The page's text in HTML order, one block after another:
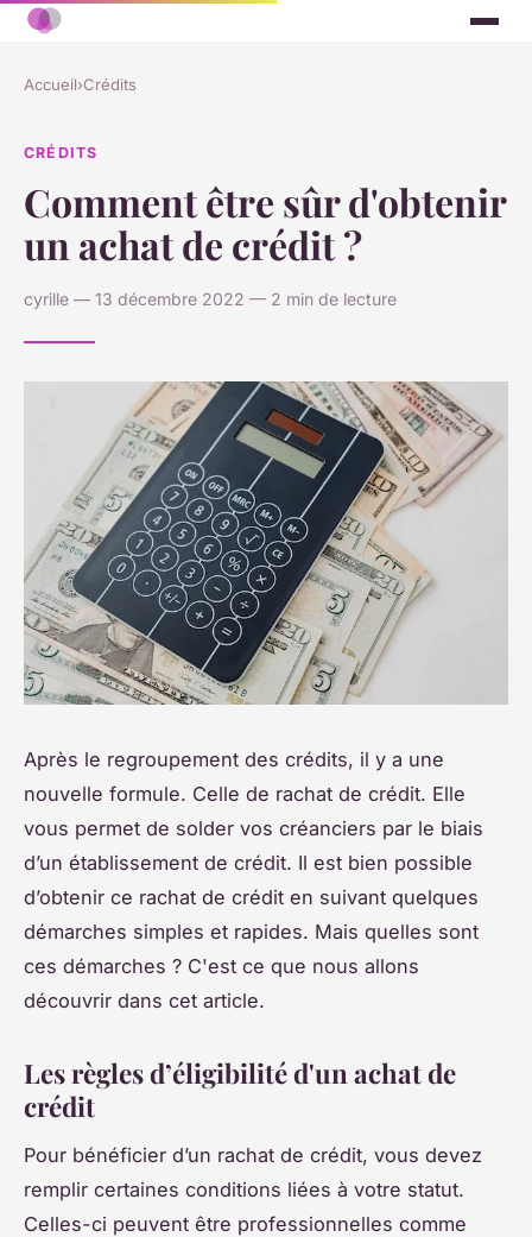
Accueil›Crédits
CRÉDITS
Comment être sûr d'obtenir
un achat de crédit ?
cyrille — 13 décembre 2022 — 2 min de lecture
Après le regroupement des crédits, il y a une
nouvelle formule. Celle de rachat de crédit. Elle
vous permet de solder vos créanciers par le biais
d’un établissement de crédit. Il est bien possible
d’obtenir ce rachat de crédit en suivant quelques
démarches simples et rapides. Mais quelles sont
ces démarches ? C'est ce que nous allons
découvrir dans cet article.
Les règles d’éligibilité d'un achat de
crédit
Pour bénéficier d’un rachat de crédit, vous devez
remplir certaines conditions liées à votre statut.
Celles-ci peuvent être professionnelles comme